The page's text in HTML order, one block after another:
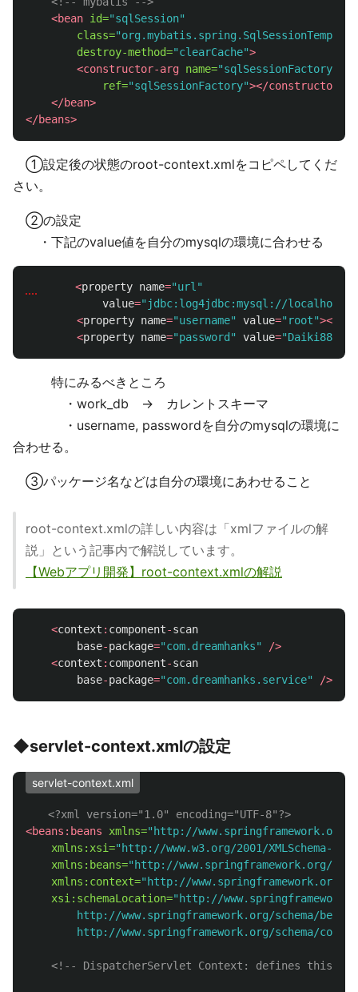
<bean id="sqlSession"
class=
destroy-method="clearCache">
<constructor-arg name="sqlSessionFactory"
ref="sqlSessionFactory"></constructor-
</bean>
</beans>
①設定後の状態のroot-context.xmlをコピペしてくだ
さい。
②の設定
・下記のvalue値を自分のmysqlの環境に合わせる
<property name="url"
value="jdbc:log4jdbc:mysql://
<property name="username" value="root"></
<property name="password" value="Daiki8863"
特にみるべきところ
・work_db → カレントスキーマ
・username, passwordを自分のmysqlの環境に
合わせる。
③パッケージ名などは自分の環境にあわせること
root-context.xmlの詳しい内容は「xmlファイルの解
説」という記事内で解説しています。
【Webアプリ開発】root-context.xmlの解説
<context : component-scan
base-package="com.dreamhanks"
/>
<context : component-scan
base-package="com.dreamhanks.service" />
◆servlet-context.xmlの設定
servlet-context.xml
<?xml version="1.0" encoding="UTF-8"?>
<beans:beans
xmlns="http://www.springframework.org/
xmlns:xsi="http://www.w3.org/2001/XMLSchema-
xmlns:beans="http://www.springframework.org/
xmlns:context="http://www.springframework.org/
xsi:schemaLocation="http://
http://www.springframework.org/schema/
<!-- DispatcherServlet Context: defines this